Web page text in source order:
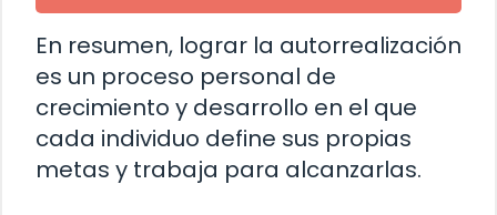
En resumen, lograr la autorrealización
es un proceso personal de
crecimiento y desarrollo en el que
cada individuo define sus propias
metas y trabaja para alcanzarlas.